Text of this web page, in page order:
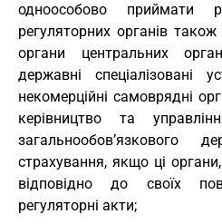
одноособово приймати
регуляторних органів також
органи центральних
державні спеціалізовані
некомерційні самоврядні
керівництво та
загальнообов’язкового
страхування, якщо ці органи,
відповідно до своїх
регуляторні акти;